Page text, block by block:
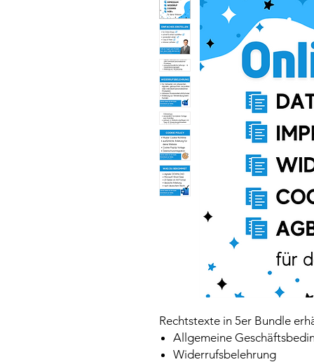
Rechtstexte in 5er Bundle
Allgemeine
Widerrufsbelehrung